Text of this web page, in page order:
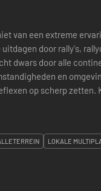
van een extreme
door rally's,
door alle continenten.
en
op scherp zetten.
LOKALE